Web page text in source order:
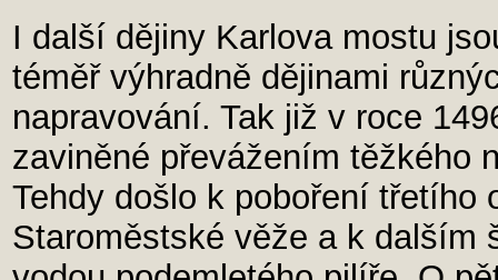
I další dějiny Karlova mostu
téměř výhradně dějinami
napravování. Tak již v roce
zaviněné převážením těžkého
Tehdy došlo k poboření třetího
Staroměstské věže a k dalším